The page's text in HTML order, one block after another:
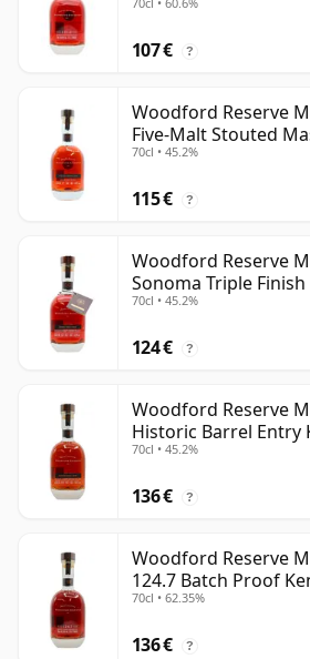
107 € ?
Woodford Reserve
Five-Malt Stouted
70cl • 45.2%
115 € ?
Woodford Reserve
Sonoma Triple
70cl • 45.2%
124 € ?
Woodford Reserve
Historic Barrel Entry
70cl • 45.2%
136 € ?
Woodford Reserve
124.7 Batch Proof
70cl • 62.35%
136 € ?